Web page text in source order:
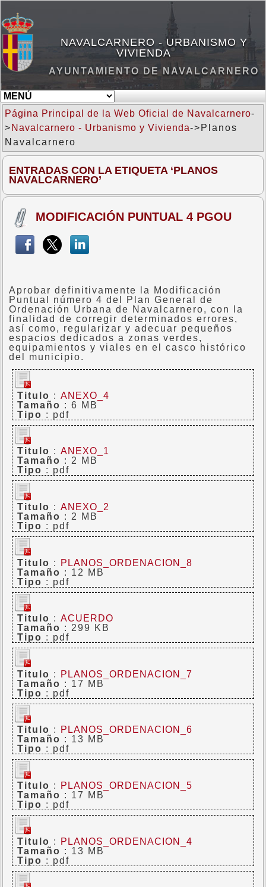
NAVALCARNERO - URBANISMO Y
VIVIENDA
AYUNTAMIENTO DE NAVALCARNERO
Página Principal de la Web Oficial de Navalcarnero-
> Navalcarnero - Urbanismo y Vivienda->Planos
Navalcarnero
ENTRADAS CON LA ETIQUETA ‘PLANOS
NAVALCARNERO’
MODIFICACIÓN PUNTUAL 4 PGOU
Aprobar definitivamente la Modificación
Puntual número 4 del Plan General de
Ordenación Urbana de Navalcarnero, con la
finalidad de corregir determinados errores,
así como, regularizar y adecuar pequeños
espacios dedicados a zonas verdes,
equipamientos y viales en el casco histórico
del municipio.
Titulo :ANEXO_4
Tamaño : 6 MB
Tipo : pdf
Titulo :ANEXO_1
Tamaño : 2 MB
Tipo : pdf
Titulo :ANEXO_2
Tamaño : 2 MB
Tipo : pdf
Titulo :
PLANOS_ORDENACION_8
Tamaño : 12 MB
Tipo : pdf
Titulo :ACUERDO
Tamaño : 299 KB
Tipo : pdf
Titulo :
PLANOS_ORDENACION_7
Tamaño : 17 MB
Tipo : pdf
Titulo :
PLANOS_ORDENACION_6
Tamaño : 13 MB
Tipo : pdf
Titulo :
PLANOS_ORDENACION_5
Tamaño : 17 MB
Tipo : pdf
Titulo :
PLANOS_ORDENACION_4
Tamaño : 13 MB
Tipo : pdf